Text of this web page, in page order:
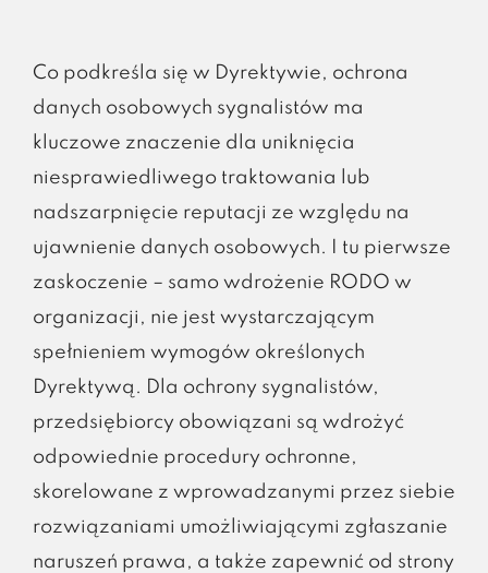
Co podkreśla się w Dyrektywie, ochrona
danych osobowych sygnalistów ma
kluczowe znaczenie dla uniknięcia
niesprawiedliwego traktowania lub
nadszarpnięcie reputacji ze względu na
ujawnienie danych osobowych. I tu pierwsze
zaskoczenie – samo wdrożenie RODO w
organizacji, nie jest wystarczającym
spełnieniem wymogów określonych
Dyrektywą. Dla ochrony sygnalistów,
przedsiębiorcy obowiązani są wdrożyć
odpowiednie procedury ochronne,
skorelowane z wprowadzanymi przez siebie
rozwiązaniami umożliwiającymi zgłaszanie
naruszeń prawa, a także zapewnić od strony